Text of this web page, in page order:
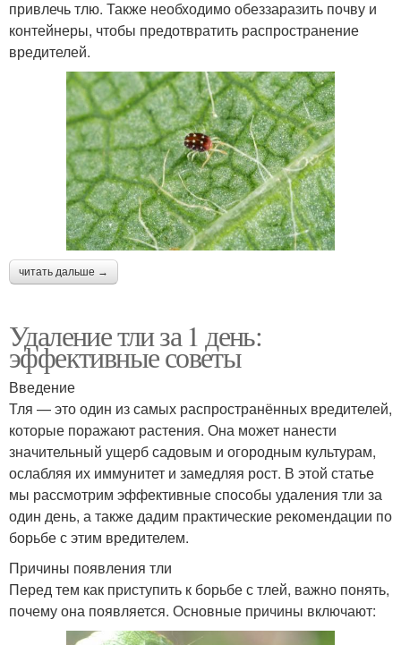
привлечь тлю. Также необходимо обеззаразить почву и
контейнеры, чтобы предотвратить распространение
вредителей.
читать дальше →
Удаление тли за 1 день:
эффективные советы
Введение
Тля — это один из самых распространённых вредителей,
которые поражают растения. Она может нанести
значительный ущерб садовым и огородным культурам,
ослабляя их иммунитет и замедляя рост. В этой статье
мы рассмотрим эффективные способы удаления тли за
один день, а также дадим практические рекомендации по
борьбе с этим вредителем.
Причины появления тли
Перед тем как приступить к борьбе с тлей, важно понять,
почему она появляется. Основные причины включают: